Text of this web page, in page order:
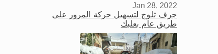
Jan 28, 2022
جرف ثلوج لتسهيل حركة المرور على
طريق عام بعلبك